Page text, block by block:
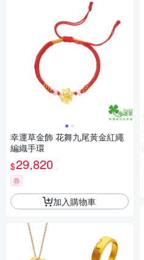
幸運草金飾 花舞九尾黃金紅繩
編織手環
$29,820
券
加入購物車